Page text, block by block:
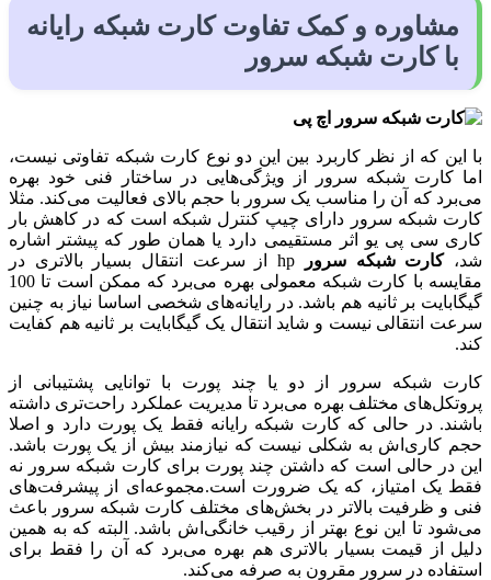
مشاوره و کمک تفاوت کارت شبکه رایانه
با کارت شبکه سرور
با این که از نظر کاربرد بین این دو نوع کارت شبکه تفاوتی نیست،
اما کارت شبکه سرور از ویژگی‌هایی در ساختار فنی خود بهره
می‌برد که آن را مناسب یک سرور با حجم بالای فعالیت می‌کند. مثلا
کارت شبکه سرور دارای چیپ کنترل شبکه است که در کاهش بار
کاری سی پی یو اثر مستقیمی دارد یا همان طور که پیشتر اشاره
شد،کارت شبکه سرور
hp از سرعت انتقال بسیار بالاتری در
مقایسه با کارت شبکه معمولی بهره می‌برد که ممکن است تا 100
گیگابایت بر ثانیه هم باشد. در رایانه‌های شخصی اساسا نیاز به چنین
سرعت انتقالی نیست و شاید انتقال یک گیگابایت بر ثانیه هم کفایت
کند.
کارت شبکه سرور از دو یا چند پورت با توانایی پشتیبانی از
پروتکل‌های مختلف بهره می‌برد تا مدیریت عملکرد راحت‌تری داشته
باشند. در حالی که کارت شبکه رایانه فقط یک پورت دارد و اصلا
حجم کاری‌اش به شکلی نیست که نیازمند بیش از یک پورت باشد.
این در حالی است که داشتن چند پورت برای کارت شبکه سرور نه
فقط یک امتیاز، که یک ضرورت است.مجموعه‌ای از پیشرفت‌های
فنی و ظرفیت بالاتر در بخش‌های مختلف کارت شبکه سرور باعث
می‌شود تا این نوع بهتر از رقیب خانگی‌اش باشد. البته که به همین
دلیل از قیمت بسیار بالاتری هم بهره می‌برد که آن را فقط برای
استفاده در سرور مقرون به صرفه می‌کند.